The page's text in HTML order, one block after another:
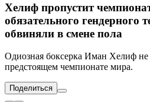
Хелиф пропустит
обязательного гендерного
обвиняли в смене пола
Одиозная боксерка Иман Хелиф не
предстоящем чемпионате мира.
Поделиться